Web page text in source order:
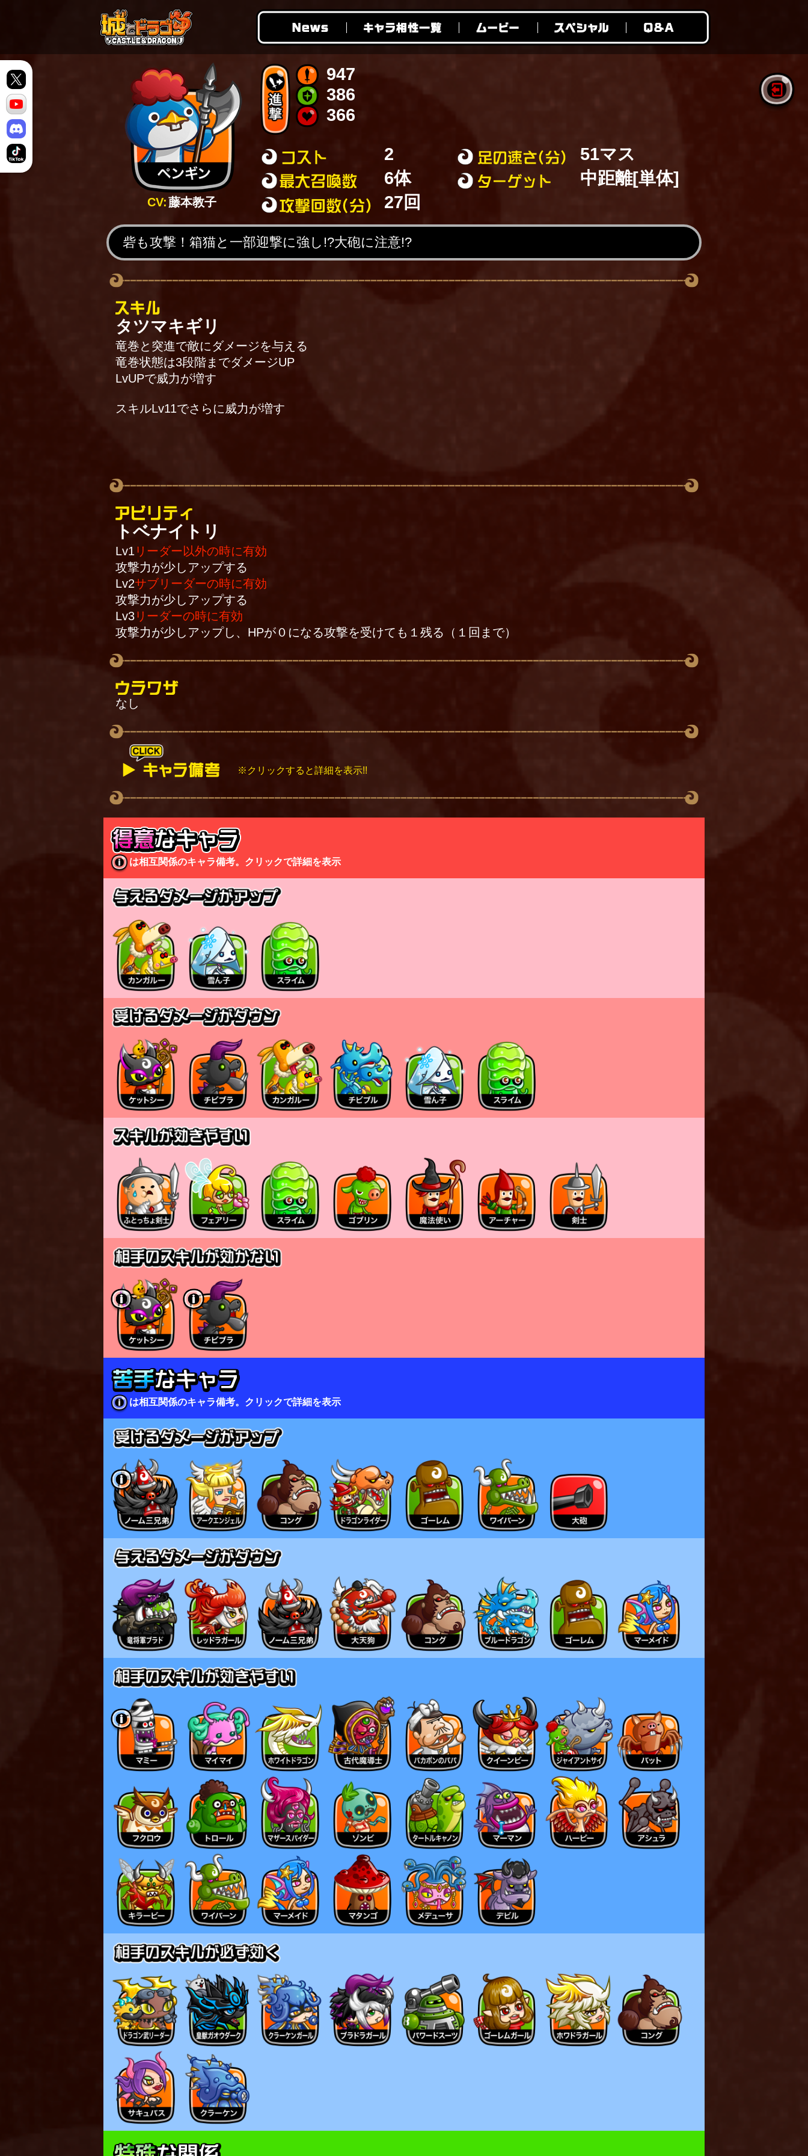
CV:藤本教子
947
386
366
2
6体
27回
51マス
中距離[単体]
砦も攻撃！箱猫と一部迎撃に強し!?大砲に注意!?
タツマキギリ
竜巻と突進で敵にダメージを与える
竜巻状態は3段階までダメージUP
LvUPで威力が増す
スキルLv11でさらに威力が増す
トベナイトリ
Lv1 リーダー以外の時に有効
攻撃力が少しアップする
Lv2サブリーダーの時に有効
攻撃力が少しアップする
Lv3リーダーの時に有効
攻撃力が少しアップし、HPが０になる攻撃を受けても１残る（１回まで）
なし
※クリックすると詳細を表示!!
移動中にのみスキルが発動する。
は相互関係のキャラ備考。クリックで詳細を表示
は相互関係のキャラ備考。クリックで詳細を表示